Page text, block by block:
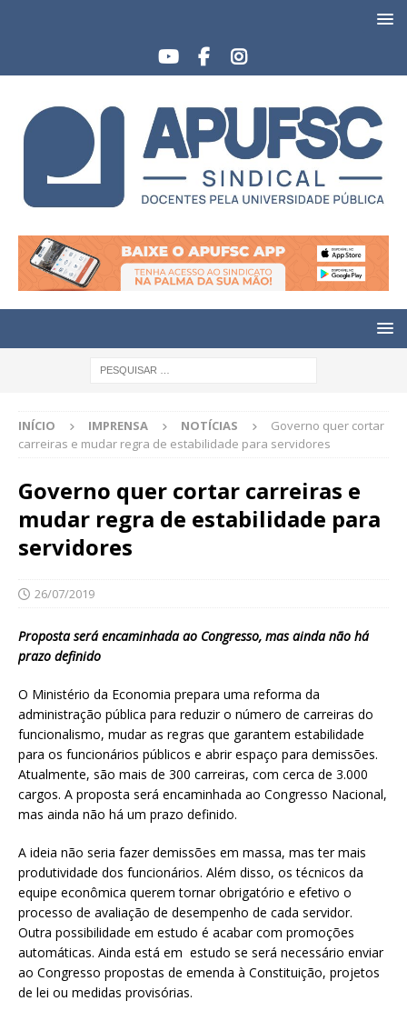
INÍCIO IMPRENSA NOTÍCIAS
Governo quer cortar
carreiras e mudar regra de estabilidade para servidores
Governo quer cortar carreiras e
mudar regra de estabilidade para
servidores
26/07/2019
Proposta será encaminhada ao Congresso, mas ainda não há
prazo definido
O Ministério da Economia prepara uma reforma da
administração pública para reduzir o número de carreiras do
funcionalismo, mudar as regras que garantem estabilidade
para os funcionários públicos e abrir espaço para demissões.
Atualmente, são mais de 300 carreiras, com cerca de 3.000
cargos. A proposta será encaminhada ao Congresso Nacional,
mas ainda não há um prazo definido.
A ideia não seria fazer demissões em massa, mas ter mais
produtividade dos funcionários. Além disso, os técnicos da
equipe econômica querem tornar obrigatório e efetivo o
processo de avaliação de desempenho de cada servidor.
Outra possibilidade em estudo é acabar com promoções
automáticas. Ainda está em estudo se será necessário enviar
ao Congresso propostas de emenda à Constituição, projetos
de lei ou medidas provisórias.